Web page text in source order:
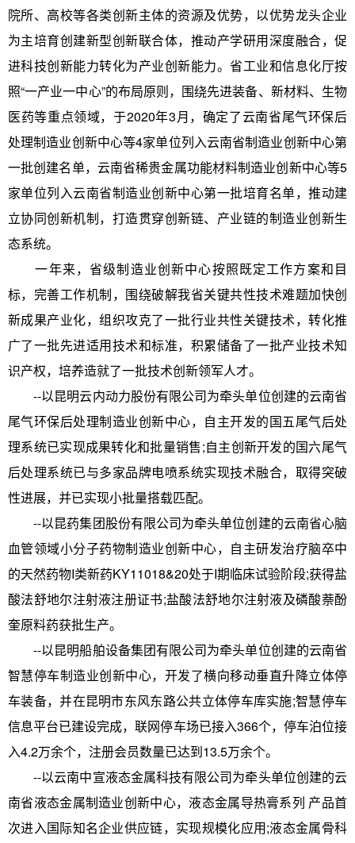
院所、高校等各类创新主体的资源及优势，以优势龙头企业
为主培育创建新型创新联合体，推动产学研用深度融合，促
进科技创新能力转化为产业创新能力。省工业和信息化厅按
照“一产业一中心”的布局原则，围绕先进装备、新材料、生物
医药等重点领域，于2020年3月，确定了云南省尾气环保后
处理制造业创新中心等4家单位列入云南省制造业创新中心第
一批创建名单，云南省稀贵金属功能材料制造业创新中心等5
家单位列入云南省制造业创新中心第一批培育名单，推动建
立协同创新机制，打造贯穿创新链、产业链的制造业创新生
态系统。
一年来，省级制造业创新中心按照既定工作方案和目
标，完善工作机制，围绕破解我省关键共性技术难题加快创
新成果产业化，组织攻克了一批行业共性关键技术，转化推
广了一批先进适用技术和标准，积累储备了一批产业技术知
识产权，培养造就了一批技术创新领军人才。
--以昆明云内动力股份有限公司为牵头单位创建的云南省
尾气环保后处理制造业创新中心，自主开发的国五尾气后处
理系统已实现成果转化和批量销售;自主创新开发的国六尾气
后处理系统已与多家品牌电喷系统实现技术融合，取得突破
性进展，并已实现小批量搭载匹配。
--以昆药集团股份有限公司为牵头单位创建的云南省心脑
血管领域小分子药物制造业创新中心，自主研发治疗脑卒中
的天然药物I类新药KY11018&20处于I期临床试验阶段;获得盐
酸法舒地尔注射液注册证书;盐酸法舒地尔注射液及磷酸萘酚
奎原料药获批生产。
--以昆明船舶设备集团有限公司为牵头单位创建的云南省
智慧停车制造业创新中心，开发了横向移动垂直升降立体停
车装备，并在昆明市东风东路公共立体停车库实施;智慧停车
信息平台已建设完成，联网停车场已接入366个，停车泊位接
入4.2万余个，注册会员数量已达到13.5万余个。
--以云南中宣液态金属科技有限公司为牵头单位创建的云
南省液态金属制造业创新中心，液态金属导热膏系列 产品首
次进入国际知名企业供应链，实现规模化应用;液态金属骨科